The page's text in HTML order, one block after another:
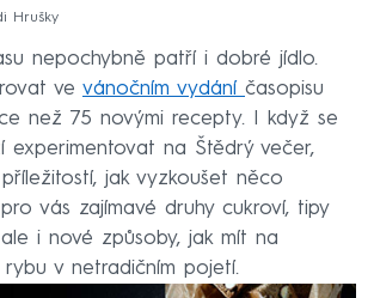
Hrušky
nepochybně patří i dobré jídlo.
ve vánočním vydání časopisu
než 75 novými recepty. I když se
experimentovat na Štědrý večer,
jak vyzkoušet něco
vás zajímavé druhy cukroví, tipy
i nové způsoby, jak mít na
v netradičním pojetí.